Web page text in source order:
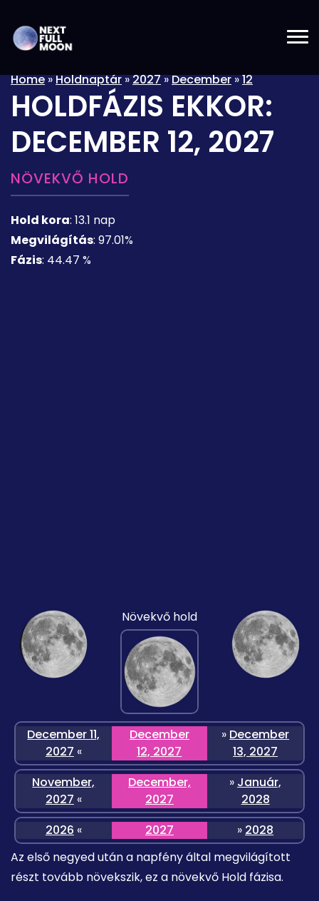
Home»Holdnaptár»2027»December»12
HOLDFÁZIS EKKOR:
DECEMBER 12, 2027
NÖVEKVŐ HOLD
Hold kora: 13.1 nap
Megvilágítás: 97.01%
Fázis: 44.47 %
Növekvő hold
December 11,
2027 «
December
12, 2027
» December
13, 2027
November,
2027 «
December,
2027
» Január,
2028
2026 « 2027 » 2028
Az első negyed után a napfény által megvilágított
részt tovább növekszik, ez a növekvő Hold fázisa.